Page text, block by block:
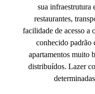
sua infraestrutura
restaurantes,
facilidade de acesso a
conhecido padrão
apartamentos muito
distribuídos. Lazer